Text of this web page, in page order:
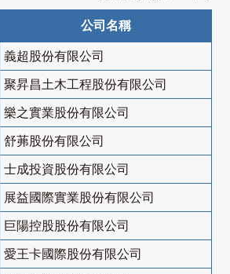
公司名稱
義超股份有限公司
聚昇昌土木工程股份有限公司
樂之實業股份有限公司
舒茀股份有限公司
士成投資股份有限公司
展益國際實業股份有限公司
巨陽控股股份有限公司
愛王卡國際股份有限公司